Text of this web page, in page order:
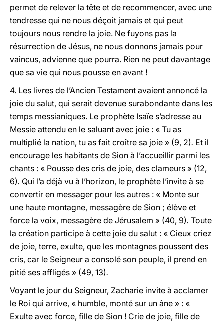
permet de relever la tête et de recommencer, avec une
tendresse qui ne nous déçoit jamais et qui peut
toujours nous rendre la joie. Ne fuyons pas la
résurrection de Jésus, ne nous donnons jamais pour
vaincus, advienne que pourra. Rien ne peut davantage
que sa vie qui nous pousse en avant !
4. Les livres de l’Ancien Testament avaient annoncé la
joie du salut, qui serait devenue surabondante dans les
temps messianiques. Le prophète Isaïe s’adresse au
Messie attendu en le saluant avec joie : « Tu as
multiplié la nation, tu as fait croître sa joie » (9, 2). Et il
encourage les habitants de Sion à l’accueillir parmi les
chants : « Pousse des cris de joie, des clameurs » (12,
6). Qui l’a déjà vu à l’horizon, le prophète l’invite à se
convertir en messager pour les autres : « Monte sur
une haute montagne, messagère de Sion ; élève et
force la voix, messagère de Jérusalem » (40, 9). Toute
la création participe à cette joie du salut : « Cieux criez
de joie, terre, exulte, que les montagnes poussent des
cris, car le Seigneur a consolé son peuple, il prend en
pitié ses affligés » (49, 13).
Voyant le jour du Seigneur, Zacharie invite à acclamer
le Roi qui arrive, « humble, monté sur un âne » : «
Exulte avec force, fille de Sion ! Crie de joie, fille de